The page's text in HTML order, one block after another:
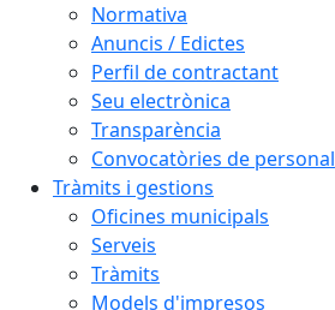
Normativa
Anuncis / Edictes
Perfil de contractant
Seu electrònica
Transparència
Convocatòries de personal
Tràmits i gestions
Oficines municipals
Serveis
Tràmits
Models d'impresos